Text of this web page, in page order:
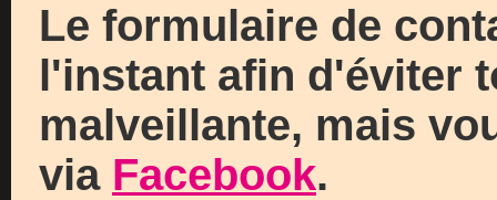
Le formulaire de
l'instant afin d'éviter
malveillante, mais
via Facebook.